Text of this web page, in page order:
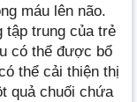
máu lên não.
tập trung của trẻ
có thể được bổ
thể cải thiện thị
quả chuối chứa